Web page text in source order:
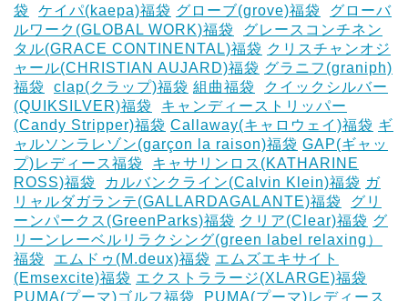
袋
ケイパ(kaepa)福袋 グローブ(grove)福袋
グローバ
ルワーク(GLOBAL WORK)福袋
グレースコンチネン
タル(GRACE CONTINENTAL)福袋 クリスチャンオジ
ャール(CHRISTIAN AUJARD)福袋 グラニフ(graniph)
福袋
clap(クラップ)福袋 組曲福袋
クイックシルバー
(QUIKSILVER)福袋
キャンディーストリッパー
(Candy Stripper)福袋 Callaway(キャロウェイ)福袋 ギ
ャルソンラレゾン(garçon la raison)福袋 GAP(ギャッ
プ)レディース福袋
キャサリンロス(KATHARINE
ROSS)福袋
カルバンクライン(Calvin Klein)福袋 ガ
リャルダガランテ(GALLARDAGALANTE)福袋
グリ
ーンパークス(GreenParks)福袋 クリア(Clear)福袋 グ
リーンレーベルリラクシング(green label relaxing）
福袋
エムドゥ(M.deux)福袋 エムズエキサイト
(Emsexcite)福袋 エクストララージ(XLARGE)福袋
PUMA(プーマ)ゴルフ福袋
PUMA(プーマ)レディース